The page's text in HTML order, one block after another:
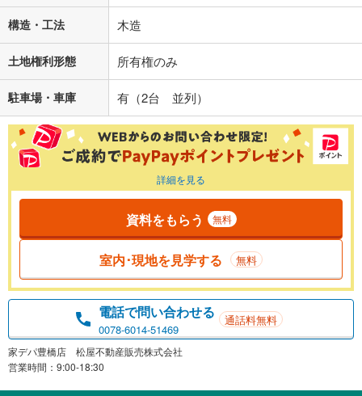
構造・工法 木造
土地権利形態 所有権のみ
駐車場・車庫 有（2台 並列）
詳細を見る
資料をもらう 無料
室内･現地を見学する 無料
電話で問い合わせる
0078-6014-51469
通話料無料
家デパ豊橋店 松屋不動産販売株式会社
営業時間：9:00-18:30